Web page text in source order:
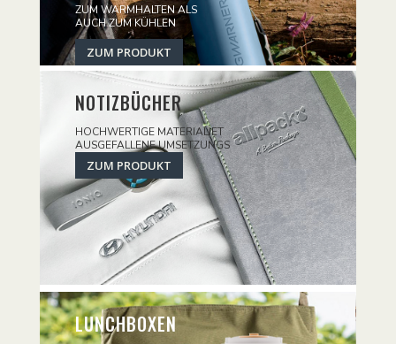
ZUM WARMHALTEN ALS
AUCH ZUM KÜHLEN
ZUM PRODUKT
NOTIZBÜCHER
HOCHWERTIGE MATERIALIET
AUSGEFALLENE UMSETZUNGS
ZUM PRODUKT
LUNCHBOXEN